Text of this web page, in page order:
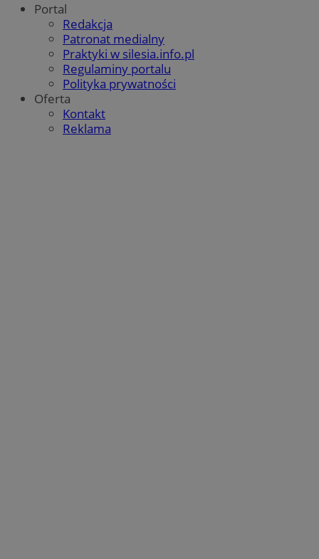
Portal
Redakcja
Patronat medialny
Praktyki w silesia.info.pl
Regulaminy portalu
Polityka prywatności
Oferta
Kontakt
Reklama